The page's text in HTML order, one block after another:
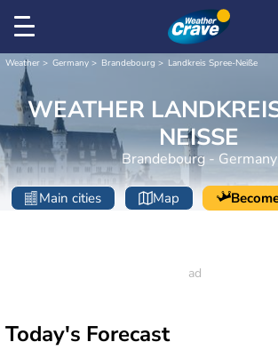
Weather Germany Brandebourg Landkreis Spree-Neiße
WEATHER
NEISSE
Brandebourg - Germany
Main cities Map
Today's Forecast